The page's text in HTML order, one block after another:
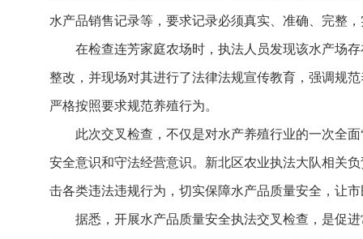
水产品销售记录等，要求记录必须真实、准确、完整
在检查连芳家庭农场时，执法人员发现该水产场
整改，并现场对其进行了法律法规宣传教育，强调规
严格按照要求规范养殖行为。
此次交叉检查，不仅是对水产养殖行业的一次全
安全意识和守法经营意识。新北区农业执法大队相关
击各类违法违规行为，切实保障水产品质量安全，让
据悉，开展水产品质量安全执法交叉检查，是促